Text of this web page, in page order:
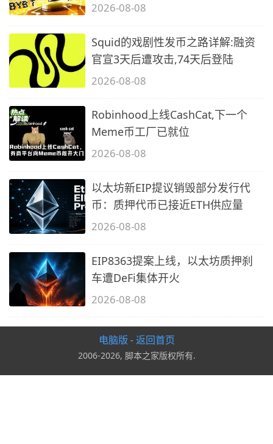
2026-08-08
Squid的戏剧性发币之路详解:融资
官宣3天后遭攻击,74天后登陆
2026-08-08
Robinhood上线CashCat,下一个
Meme币工厂已就位
2026-08-08
以太坊新EIP提议销毁部分发行代
币：质押代币已接近ETH供应量
2026-08-08
EIP8363提案上线，以太坊质押刹
车遭DeFi集体开火
2026-08-08
电脑版 - 返回首页
2006-2026, 脚本之家版权所有.